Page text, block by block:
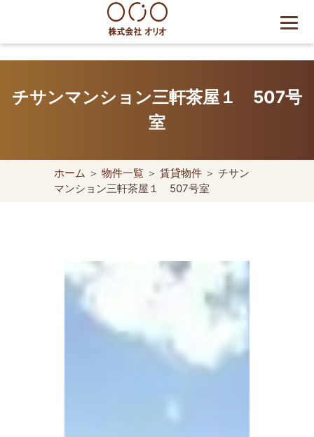
content
世田谷区の相続・空き家・借
却・買取は株式会社Orio
チサンマンション三軒茶屋１ 507号
室
ホーム ＞ 物件一覧 ＞ 賃貸物件 ＞ チサン
マンション三軒茶屋１ 507号室